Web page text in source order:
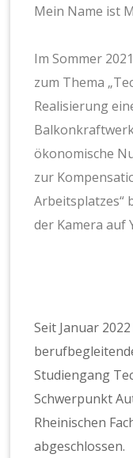
Mein Name ist
Im Sommer
zum Thema
Realisierung
ökonomische
zur
Arbeitsplatzes“
der Kamera auf
Seit Januar
Studiengang
Schwerpunkt
Rheinischen
abgeschlossen.